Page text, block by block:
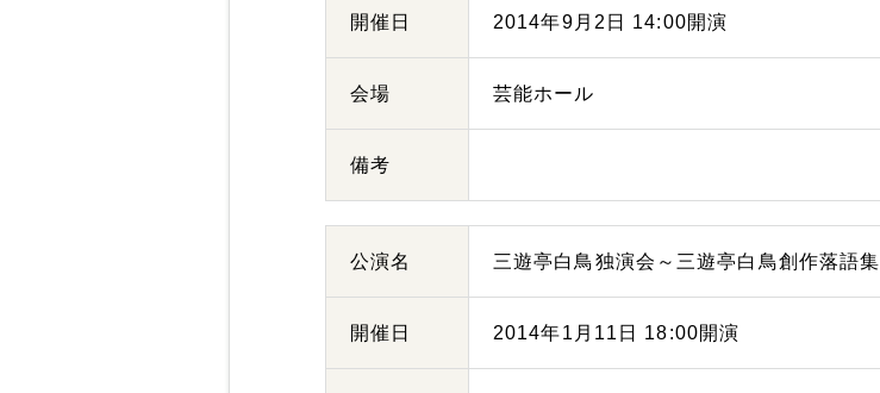
開催日 2014年9月2日 14:00開演
会場 芸能ホール
備考
公演名 三遊亭白鳥独演会～三遊亭白鳥創作落語集
開催日 2014年1月11日 18:00開演